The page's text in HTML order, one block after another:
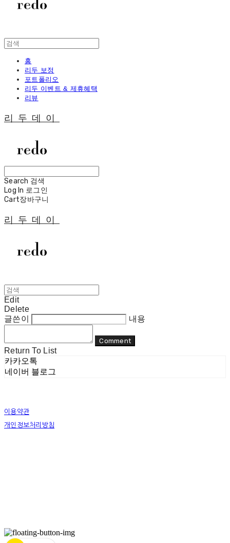
홈
리두 보정
포트폴리오
리두 이벤트 & 제휴혜택
리뷰
리두데이
Search 검색
Log In 로그인
Cart장바구니
리두데이
Edit
Delete
글쓴이
내용
Comment
Return To List
카카오톡
네이버 블로그
이용약관
개인정보처리방침